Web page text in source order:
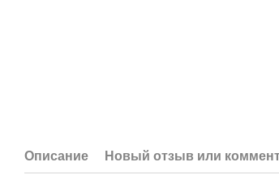
Описание Новый отзыв или